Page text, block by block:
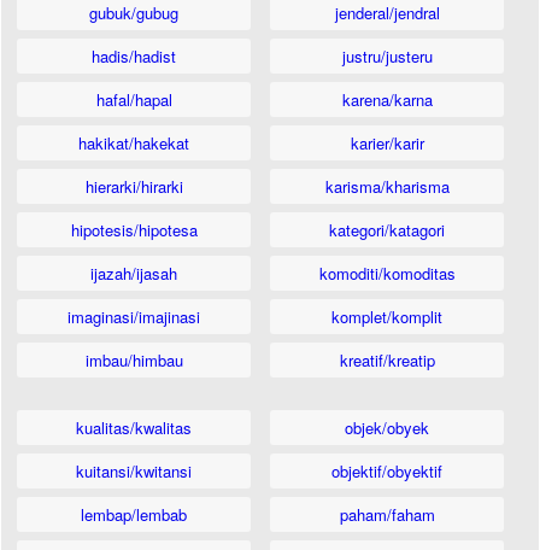
gubuk/gubug
hadis/hadist
hafal/hapal
hakikat/hakekat
hierarki/hirarki
hipotesis/hipotesa
ijazah/ijasah
imaginasi/imajinasi
imbau/himbau
jenderal/jendral
justru/justeru
karena/karna
karier/karir
karisma/kharisma
kategori/katagori
komoditi/komoditas
komplet/komplit
kreatif/kreatip
kualitas/kwalitas
kuitansi/kwitansi
lembap/lembab
objek/obyek
objektif/obyektif
paham/faham